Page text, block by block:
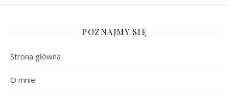
POZNAJMY SIĘ
Strona główna
O mnie